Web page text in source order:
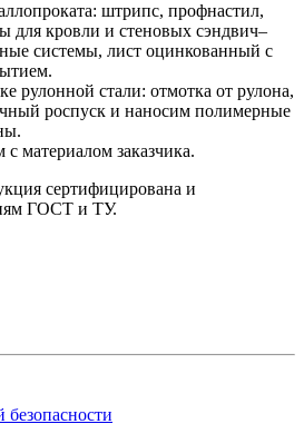
штрипс, профнастил,
для кровли и стеновых сэндвич–
системы, лист оцинкованный с
рулонной стали: отмотка от рулона,
роспуск и наносим полимерные
с материалом заказчика.
сертифицирована и
ГОСТ и ТУ.